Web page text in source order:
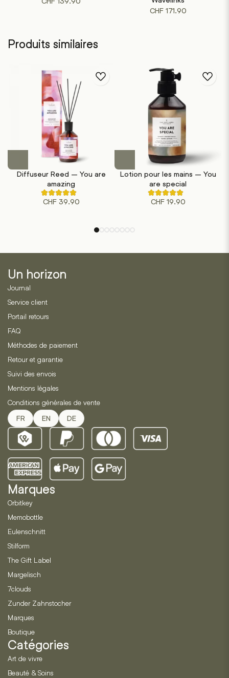
CHF171.90
Produits similaires
Diffuseur Reed – You are
amazing
Noté
4.50
2
clients
CHF39.90
Lotion pour les mains – You
are special
Noté
4.50
2
CHF19.90
Un horizon
Journal
Service client
Portail retours
FAQ
Méthodes de paiement
Retour et garantie
Suivi des envois
Mentions légales
Conditions générales de vente
FR EN DE
Marques
Orbitkey
Memobottle
Eulenschnitt
Stilform
The Gift Label
Margelisch
7clouds
Zunder Zahnstocher
Marques
Boutique
Catégories
Art de vivre
Beauté & Soins